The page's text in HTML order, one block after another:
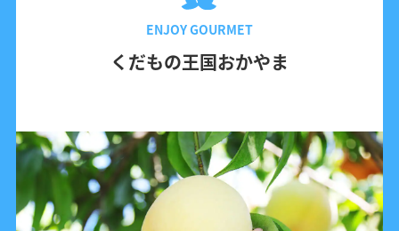
ENJOY GOURMET
くだもの王国おかやま